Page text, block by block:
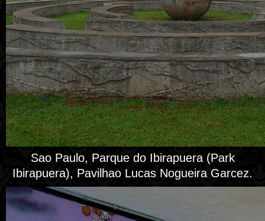
Sao Paulo, Parque do Ibirapuera (Park
Ibirapuera), Pavilhao Lucas Nogueira Garcez.